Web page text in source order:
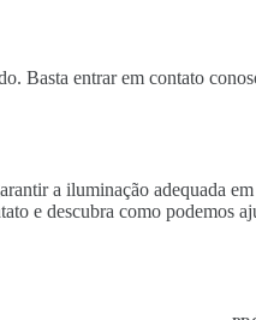
Basta entrar em contato
a iluminação adequada
e descubra como podemos